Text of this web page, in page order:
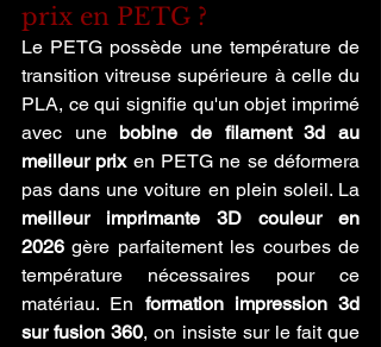
prix en PETG ?
Le PETG possède une température de
transition vitreuse supérieure à celle du
PLA, ce qui signifie qu'un objet imprimé
avec une bobine de filament 3d au
meilleur prix en PETG ne se déformera
meilleur imprimante 3D couleur en
2026 gère parfaitement les courbes de
température nécessaires pour ce
matériau. En formation impression 3d
sur fusion 360, on insiste sur le fait que